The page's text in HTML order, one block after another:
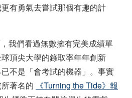
有勇氣去嘗試那個有趣的計
我們看過無數擁有完美成績單
頂尖大學的錄取率年年創新
不是「會考試的機器」。事實
著名的
《Turning the Tide》報